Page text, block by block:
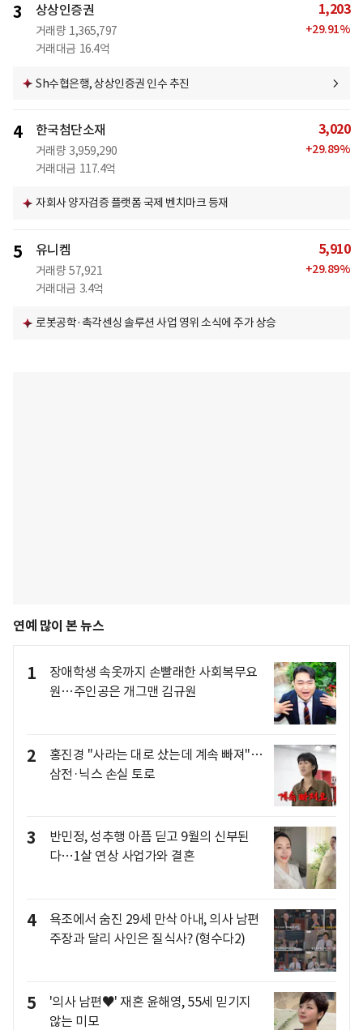
3 상상인증권
거래량 1,365,797
거래대금 16.4억
1,203
+29.91%
Sh수협은행, 상상인증권 인수 추진
4 한국첨단소재
거래량 3,959,290
거래대금 117.4억
3,020
+29.89%
자회사 양자검증 플랫폼 국제 벤치마크 등재
5 유니켐
거래량 57,921
거래대금 3.4억
5,910
+29.89%
로봇공학·촉각센싱 솔루션 사업 영위 소식에 주가 상승
연예 많이 본 뉴스
1
장애학생 속옷까지 손빨래한 사회복무요
원…주인공은 개그맨 김규원
2
홍진경 "사라는 대로 샀는데 계속 빠져"…
삼전·닉스 손실 토로
3
반민정, 성추행 아픔 딛고 9월의 신부된
다…1살 연상 사업가와 결혼
4
욕조에서 숨진 29세 만삭 아내, 의사 남편
주장과 달리 사인은 질식사? (형수다2)
5
'의사 남편♥' 재혼 윤해영, 55세 믿기지
않는 미모